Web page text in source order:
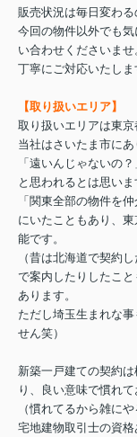
販売状況は毎日変わる
今回の物件以外でも
い合わせくださいませ
丁寧にご対応いたしま
【取り扱いエリア】
取り扱いエリアは東京
当社はさいたま市に
「遠いんじゃないの？
と思われるとは思い
「関東全部の物件を
にいたこともあり、
能です。
（昔は北海道で契約
で案内したりしたこ
あります。
ただし埼玉生まれな
せん笑）
新築一戸建ての契約
り、良い意味で慣れて
（慣れてるから雑に
宅地建物取引士の資